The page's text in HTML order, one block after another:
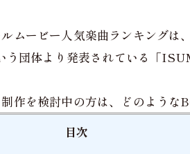
ムービー人気楽曲ランキング
う団体より発表されている「
作を検討中の方は、どのような
目次